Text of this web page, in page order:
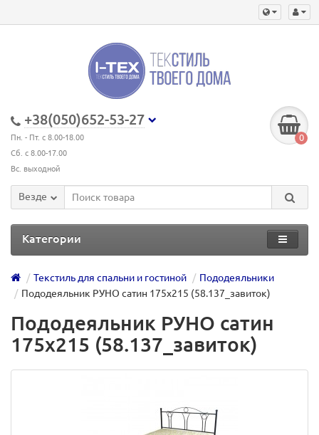
+38(050)652-53-27
Пн. - Пт. с 8.00-18.00
Сб. с 8.00-17.00
Вс. выходной
0
Везде
Категории
Текстиль для спальни и гостиной
Пододеяльники
Пододеяльник РУНО сатин 175х215 (58.137_завиток)
Пододеяльник РУНО сатин
175х215 (58.137_завиток)